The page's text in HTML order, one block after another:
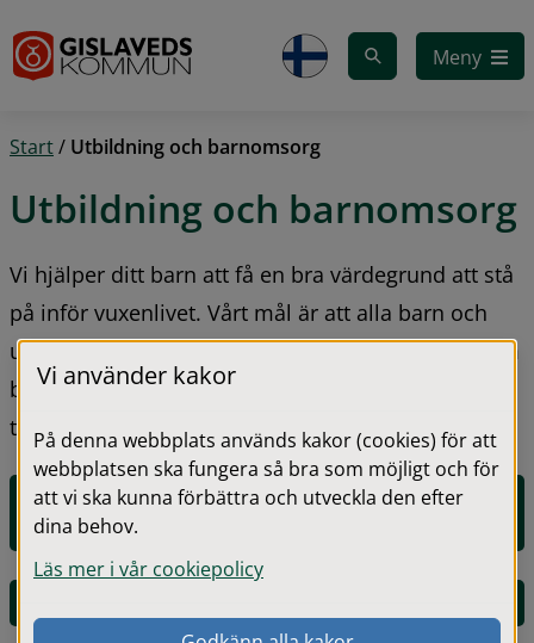
Meny
Start/ Utbildning och barnomsorg
Utbildning och barnomsorg
Vi hjälper ditt barn att få en bra värdegrund att stå
på inför vuxenlivet. Vårt mål är att alla barn och
ungdomar får de kompetenser och kunskaper som
behövs idag och i framtiden. Låt ditt barn få bästa
tänkbara förutsättningar.
E-tjänst för förskola, fritidshem och omsorg kvällar,
nätter och helger
Vi använder kakor
På denna webbplats används kakor (cookies) för att
webbplatsen ska fungera så bra som möjligt och för
att vi ska kunna förbättra och utveckla den efter
dina behov.
Läs mer i vår cookiepolicy